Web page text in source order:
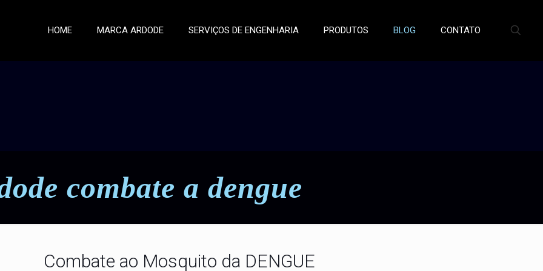
HOME MARCA ARDODE SERVIÇOS DE ENGENHARIA PRODUTOS BLOG CONTATO
combate a dengue
Combate ao Mosquito da DENGUE